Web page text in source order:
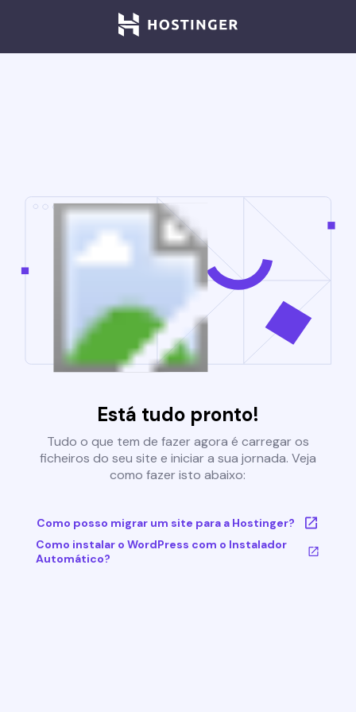
Está tudo pronto!
Tudo o que tem de fazer agora é carregar os
ficheiros do seu site e iniciar a sua jornada. Veja
como fazer isto abaixo:
Como posso migrar um site para a Hostinger?
Como instalar o WordPress com o Instalador
Automático?